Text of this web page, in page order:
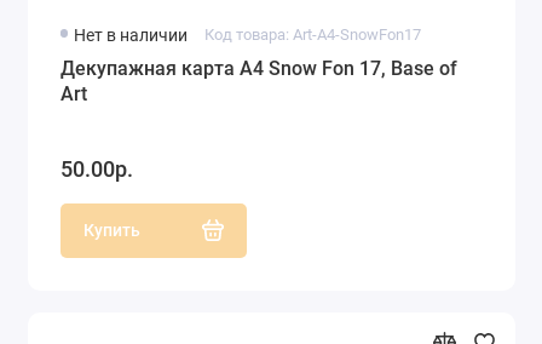
Нет в наличии Код товара: Art-A4-SnowFon17
Декупажная карта А4 Snow Fon 17, Base of
Art
50.00р.
Купить